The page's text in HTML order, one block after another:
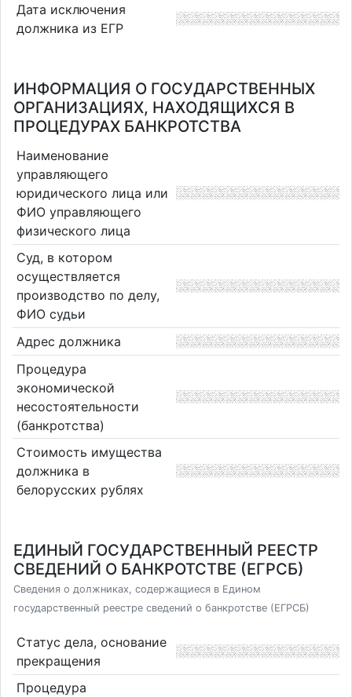
Дата исключения
должника из ЕГР
ИНФОРМАЦИЯ О ГОСУДАРСТВЕННЫХ
ОРГАНИЗАЦИЯХ, НАХОДЯЩИХСЯ В
ПРОЦЕДУРАХ БАНКРОТСТВА
Наименование
управляющего
юридического лица или
ФИО управляющего
физического лица
Суд, в котором
осуществляется
производство по делу,
ФИО судьи
Адрес должника
Процедура
экономической
несостоятельности
(банкротства)
Стоимость имущества
должника в
белорусских рублях
ЕДИНЫЙ ГОСУДАРСТВЕННЫЙ РЕЕСТР
СВЕДЕНИЙ О БАНКРОТСТВЕ (ЕГРСБ)
Сведения о должниках, содержащиеся в Едином
государственный реестре сведений о банкротстве (ЕГРСБ)
Статус дела, основание
прекращения
Процедура